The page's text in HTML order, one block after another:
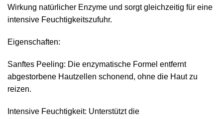
Wirkung natürlicher Enzyme und sorgt gleichzeitig für eine
intensive Feuchtigkeitszufuhr.
Eigenschaften:
Sanftes Peeling: Die enzymatische Formel entfernt
abgestorbene Hautzellen schonend, ohne die Haut zu
reizen.
Intensive Feuchtigkeit: Unterstützt die